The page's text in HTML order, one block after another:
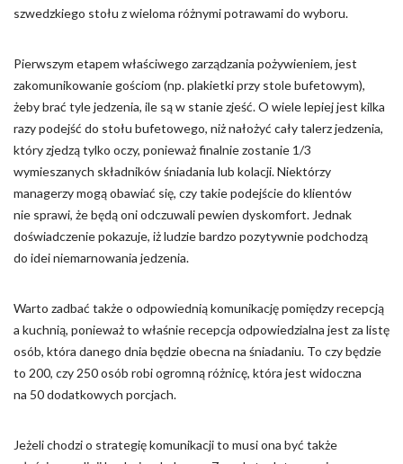
szwedzkiego stołu z wieloma różnymi potrawami do wyboru.
Pierwszym etapem właściwego zarządzania pożywieniem, jest
zakomunikowanie gościom (np. plakietki przy stole bufetowym),
żeby brać tyle jedzenia, ile są w stanie zjeść. O wiele lepiej jest kilka
razy podejść do stołu bufetowego, niż nałożyć cały talerz jedzenia,
który zjedzą tylko oczy, ponieważ finalnie zostanie 1/3
wymieszanych składników śniadania lub kolacji. Niektórzy
managerzy mogą obawiać się, czy takie podejście do klientów
nie sprawi, że będą oni odczuwali pewien dyskomfort. Jednak
doświadczenie pokazuje, iż ludzie bardzo pozytywnie podchodzą
do idei niemarnowania jedzenia.
Warto zadbać także o odpowiednią komunikację pomiędzy recepcją
a kuchnią, ponieważ to właśnie recepcja odpowiedzialna jest za listę
osób, która danego dnia będzie obecna na śniadaniu. To czy będzie
to 200, czy 250 osób robi ogromną różnicę, która jest widoczna
na 50 dodatkowych porcjach.
Jeżeli chodzi o strategię komunikacji to musi ona być także